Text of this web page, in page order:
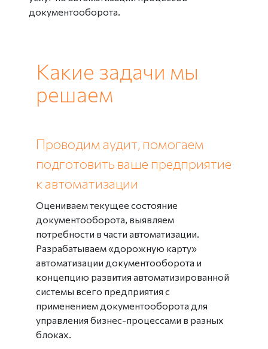
документооборота.
Какие задачи мы
решаем
Проводим аудит, помогаем
подготовить ваше предприятие
к автоматизации
Оцениваем текущее состояние
документооборота, выявляем
потребности в части автоматизации.
Разрабатываем «дорожную карту»
автоматизации документооборота и
концепцию развития автоматизированной
системы всего предприятия с
применением документооборота для
управления бизнес-процессами в разных
блоках.